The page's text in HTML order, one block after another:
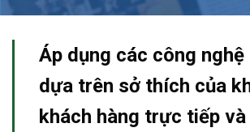
Áp dụng các công
dựa trên sở thích của
khách hàng trực tiếp